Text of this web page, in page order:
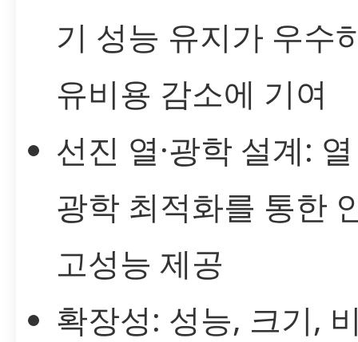
기 성능 유지가 우수
유비용 감소에 기여
선진 열·광학 설계:
광학 최적화를 통한
고성능 제공
확장성: 성능, 크기,